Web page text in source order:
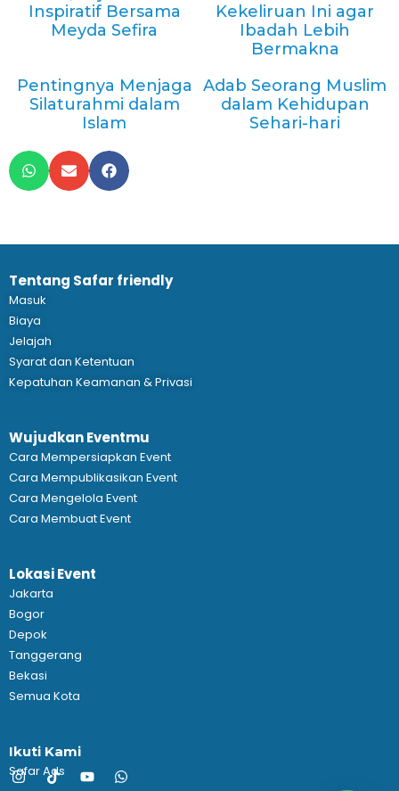
Inspiratif Bersama
Meyda Sefira
Kekeliruan Ini agar
Ibadah Lebih
Bermakna
Pentingnya Menjaga
Silaturahmi dalam
Islam
Adab Seorang Muslim
dalam Kehidupan
Sehari-hari
Tentang Safar friendly
Masuk
Biaya
Jelajah
Syarat dan Ketentuan
Kepatuhan Keamanan & Privasi
Wujudkan Eventmu
Cara Mempersiapkan Event
Cara Mempublikasikan Event
Cara Mengelola Event
Cara Membuat Event
Lokasi Event
Jakarta
Bogor
Depok
Tanggerang
Bekasi
Semua Kota
Ikuti Kami
Safar Ads